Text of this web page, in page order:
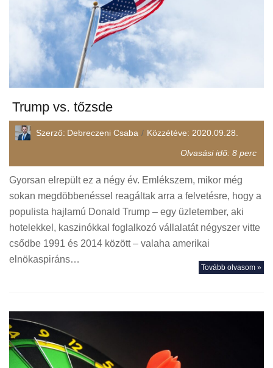
Trump vs. tőzsde
Szerző: Debreczeni Csaba Közzétéve: 2020.09.28.
Olvasási idő: 8 perc
Gyorsan elrepült ez a négy év. Emlékszem, mikor még
sokan megdöbbenéssel reagáltak arra a felvetésre, hogy a
populista hajlamú Donald Trump – egy üzletember, aki
hotelekkel, kaszinókkal foglalkozó vállalatát négyszer vitte
csődbe 1991 és 2014 között – valaha amerikai
elnökaspiráns…
Tovább olvasom »